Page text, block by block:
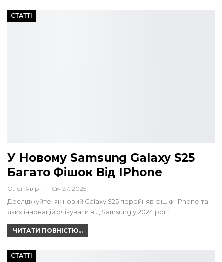
СТАТТІ
У Новому Samsung Galaxy S25
Багато Фішок Від IPhone
Олег Явір Січ 27, 2025
Досліджуйте, як новий Galaxy S25 перейняв фішки iPhone та
яких інновацій очікувати від Samsung у 2024 році.
ЧИТАТИ ПОВНІСТЮ...
СТАТТІ